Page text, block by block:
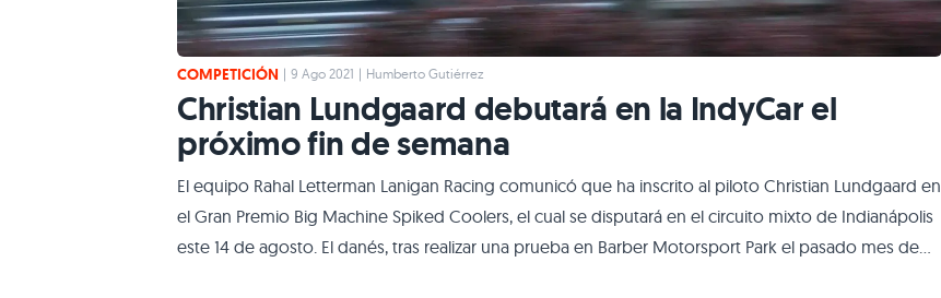
COMPETICIÓN | 9 Ago 2021 | Humberto Gutiérrez
Christian Lundgaard debutará en la IndyCar el
próximo fin de semana
El equipo Rahal Letterman Lanigan Racing comunicó que ha inscrito al piloto Christian Lundgaard en
el Gran Premio Big Machine Spiked Coolers, el cual se disputará en el circuito mixto de Indianápolis
este 14 de agosto. El danés, tras realizar una prueba en Barber Motorsport Park el pasado mes de